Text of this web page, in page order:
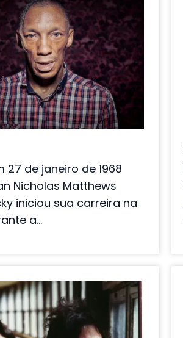
27 de janeiro de 1968
Nicholas Matthews
iniciou sua carreira na
a…